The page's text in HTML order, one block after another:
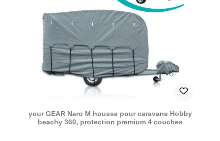
your GEAR Naro M housse pour caravane Hobby
beachy 360, protection premium 4 couches